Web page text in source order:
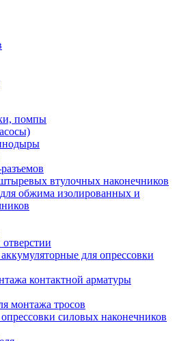
помпы
втулочных наконечников
обжима изолированных и
для опрессовки
контактной арматуры
монтажа тросов
силовых наконечников